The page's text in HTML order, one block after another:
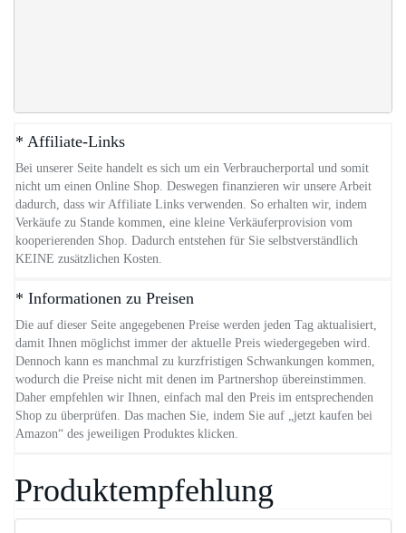
* Affiliate-Links
Bei unserer Seite handelt es sich um ein Verbraucherportal und somit
nicht um einen Online Shop. Deswegen finanzieren wir unsere Arbeit
dadurch, dass wir Affiliate Links verwenden. So erhalten wir, indem
Verkäufe zu Stande kommen, eine kleine Verkäuferprovision vom
kooperierenden Shop. Dadurch entstehen für Sie selbstverständlich
KEINE zusätzlichen Kosten.
* Informationen zu Preisen
Die auf dieser Seite angegebenen Preise werden jeden Tag aktualisiert,
damit Ihnen möglichst immer der aktuelle Preis wiedergegeben wird.
Dennoch kann es manchmal zu kurzfristigen Schwankungen kommen,
wodurch die Preise nicht mit denen im Partnershop übereinstimmen.
Daher empfehlen wir Ihnen, einfach mal den Preis im entsprechenden
Shop zu überprüfen. Das machen Sie, indem Sie auf „jetzt kaufen bei
Amazon“ des jeweiligen Produktes klicken.
Produktempfehlung